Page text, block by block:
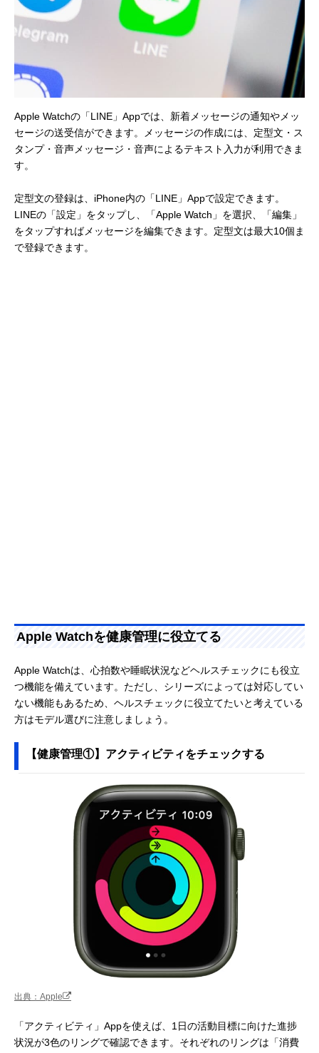
Apple Watchの「LINE」Appでは、新着メッセージの通知やメッ
セージの送受信ができます。メッセージの作成には、定型文・ス
タンプ・音声メッセージ・音声によるテキスト入力が利用できま
す。
定型文の登録は、iPhone内の「LINE」Appで設定できます。
LINEの「設定」をタップし、「Apple Watch」を選択、「編集」
をタップすればメッセージを編集できます。定型文は最大10個ま
で登録できます。
Apple Watchを健康管理に役立てる
Apple Watchは、心拍数や睡眠状況などヘルスチェックにも役立
つ機能を備えています。ただし、シリーズによっては対応してい
ない機能もあるため、ヘルスチェックに役立てたいと考えている
方はモデル選びに注意しましょう。
【健康管理①】アクティビティをチェックする
出典：Apple
「アクティビティ」Appを使えば、1日の活動目標に向けた進捗
状況が3色のリングで確認できます。それぞれのリングは「消費